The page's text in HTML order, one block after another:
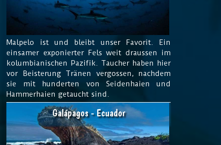
Malpelo ist und bleibt unser Favorit. Ein
einsamer exponierter Fels weit draussen im
kolumbianischen Pazifik. Taucher haben hier
vor Beisterung Tränen vergossen, nachdem
sie mit hunderten von Seidenhaien und
Hammerhaien getaucht sind.
Galápagos - Ecuador